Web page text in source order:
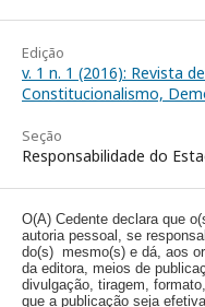
Edição
v. 1 n. 1 (2016): Revista
Constitucionalismo,
Seção
Responsabilidade do
O(A) Cedente declara que
autoria pessoal, se
do(s) mesmo(s) e dá, aos
da editora, meios de
divulgação, tiragem,
que a publicação seja